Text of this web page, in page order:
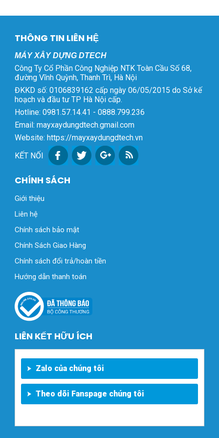
THÔNG TIN LIÊN HỆ
MÁY XÂY DỰNG DTECH
Công Ty Cổ Phần Công Nghiệp NTK Toàn Cầu Số 68,
đường Vĩnh Quỳnh, Thanh Trì, Hà Nội
ĐKKD số: 0106839162 cấp ngày 06/05/2015 do Sở kế
hoạch và đầu tư TP Hà Nội cấp.
Hotline: 0981.57.14.41 - 0888.799.236
Email: mayxaydungdtech.gmail.com
Website: https://mayxaydungdtech.vn
KẾT NỐI
CHÍNH SÁCH
Giới thiệu
Liên hệ
Chính sách bảo mật
Chính Sách Giao Hàng
Chính sách đổi trả/hoàn tiền
Hướng dẫn thanh toán
LIÊN KẾT HỮU ÍCH
Zalo của chúng tôi
Theo dõi Fanspage chúng tôi